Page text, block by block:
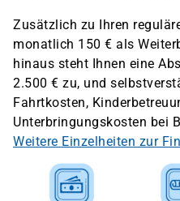
Zusätzlich zu Ihren
monatlich 150 € als
hinaus steht Ihnen eine
2.500 € zu, und
Fahrtkosten,
Unterbringungskosten bei
Weitere Einzelheiten zur